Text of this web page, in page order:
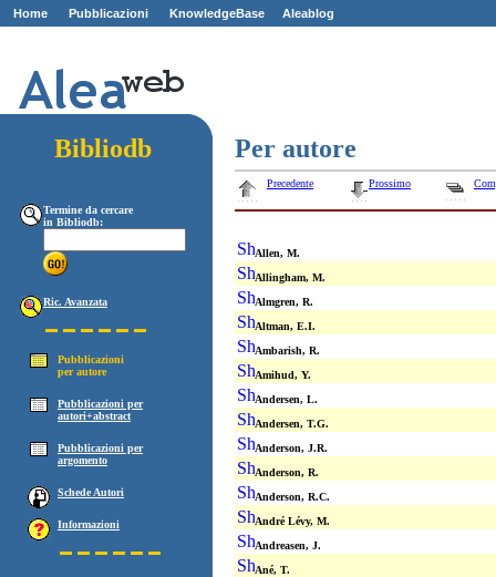
Home Pubblicazioni KnowledgeBase Aleablog
Bibliodb Per autore
Termine da cercare
in Bibliodb:
Ric. Avanzata
Pubblicazioni
per autore
Pubblicazioni per
autori+abstract
Pubblicazioni per
argomento
Schede Autori
Informazioni
Precedente Prossimo
Allen, M.
Allingham, M.
Almgren, R.
Altman, E.I.
Ambarish, R.
Amihud, Y.
Andersen, L.
Andersen, T.G.
Anderson, J.R.
Anderson, R.
Anderson, R.C.
André Lévy, M.
Andreasen, J.
Ané, T.